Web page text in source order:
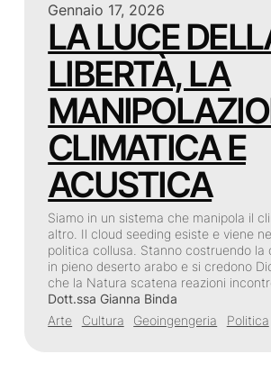
Gennaio 17, 2026
LA LUCE
LIBERTÀ, LA
CLIMATICA E
ACUSTICA
Siamo in un sistema che manipola il
altro. Il cloud seeding esiste e viene
politica collusa. Stanno costruendo la
in pieno deserto arabo e si credono
che la Natura scatena reazioni
Dott.ssa Gianna Binda
Arte
Cultura Geoingengeria Politica